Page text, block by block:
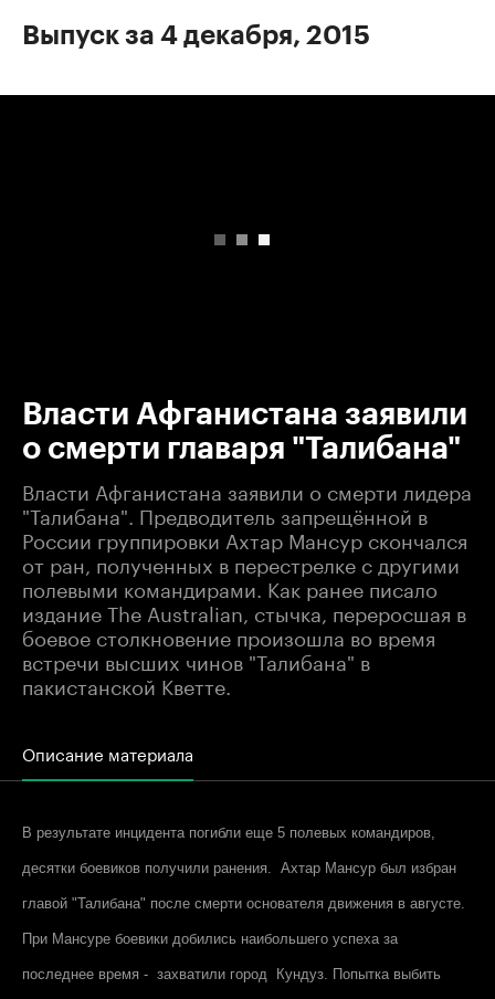
Выпуск за 4 декабря, 2015
Власти Афганистана заявили
о смерти главаря "Талибана"
Власти Афганистана заявили о смерти лидера
"Талибана". Предводитель запрещённой в
России группировки Ахтар Мансур скончался
от ран, полученных в перестрелке с другими
полевыми командирами. Как ранее писало
издание The Australian, стычка, переросшая в
боевое столкновение произошла во время
встречи высших чинов "Талибана" в
пакистанской Кветте.
Описание материала
В результате инцидента погибли еще 5 полевых командиров,
десятки боевиков получили ранения. Ахтар Мансур был избран
главой "Талибана" после смерти основателя движения в августе.
При Мансуре боевики добились наибольшего успеха за
последнее время - захватили город Кундуз. Попытка выбить